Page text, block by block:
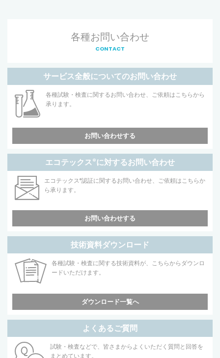
各種お問い合わせ
CONTACT
サービス全般についてのお問い合わせ
各種試験・検査に関するお問い合わせ、ご依頼はこちらから
承ります。
お問い合わせする
エコテックス®に対するお問い合わせ
エコテックス®認証に関するお問い合わせ、ご依頼はこちらか
ら承ります。
お問い合わせする
技術資料ダウンロード
各種試験・検査に関する技術資料が、こちらからダウンロ
ードいただけます。
ダウンロード一覧へ
よくあるご質問
試験・検査などで、皆さまからよくいただく質問と回答を
まとめています。